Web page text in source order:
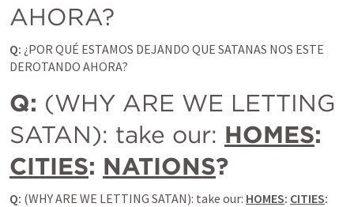
AHORA?
Q: ¿POR QUÉ ESTAMOS DEJANDO QUE SATANAS NOS ESTE
DEROTANDO AHORA?
Q: (WHY ARE WE LETTING
SATAN): take our: HOMES
CITIES: NATIONS?
Q: (WHY ARE WE LETTING SATAN): take our: HOMES: CITIES